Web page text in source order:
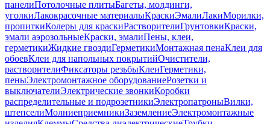
панелиПотолочные плитыБагеты, молдинги,
уголкиЛакокрасочные материалыКраскиЭмалиЛакиМорилки,
пропиткиКолеры для краскиРастворителиГрунтовкиКраски,
эмали аэрозольныеКраски, эмалиПены, клеи,
герметикиЖидкие гвоздиГерметикиМонтажная пенаКлеи для
обоевКлеи для напольных покрытийОчистители,
растворителиФиксаторы резьбыКлеиГерметики,
пеныЭлектромонтажное оборудованиеРозетки и
выключателиЭлектрические звонкиКоробки
распределительные и подрозетникиЭлектропатроныВилки,
штепселиМолниеприемникиЗаземлениеЭлектромонтажные